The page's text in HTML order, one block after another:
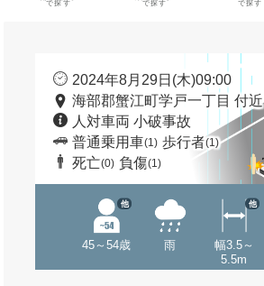
で探す で探す で探す
2024年8月29日(木)09:00
海部郡蟹江町学戸一丁目 付近
人対車両 小破事故
普通乗用車(1) 歩行者(1)
死亡(0) 負傷(1)
45～54歳
他
雨
幅3.5～
5.5m
他